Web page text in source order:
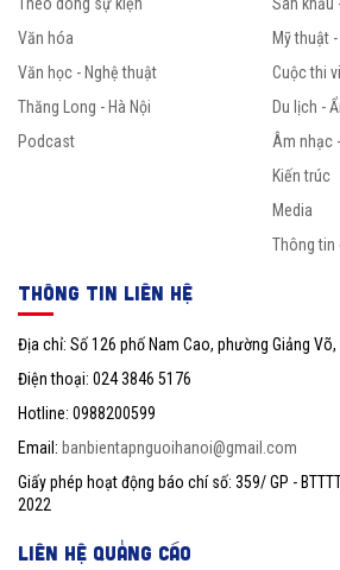
Văn hóa
Văn học - Nghệ thuật
Thăng Long - Hà Nội
Podcast
Mỹ thuật
Cuộc thi
Du lịch -
Âm nhạc
Kiến trúc
Media
Thông tin
THÔNG TIN LIÊN HỆ
Địa chỉ: Số 126 phố Nam Cao, phường Giảng Võ,
Điện thoại: 024 3846 5176
Hotline: 0988200599
Email: banbientapnguoihanoi@gmail.com
Giấy phép hoạt động báo chí số: 359/ GP -
2022
LIÊN HỆ QUẢNG CÁO